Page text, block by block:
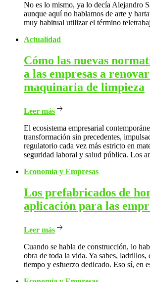
No es lo mismo, ya lo decía Alejandro
aunque aquí no hablamos de arte y
muy habitual utilizar el término
Actualidad
Cómo las nuevas
a las empresas a
maquinaria de limpieza
Leer más
El ecosistema empresarial
transformación sin precedentes,
regulatorio cada vez más estricto en
seguridad laboral y salud pública. Los
Economía y Empresas
Los prefabricados de
aplicación para las
Leer más
Cuando se habla de construcción, lo
obra de toda la vida. Ya sabes, ladrillos,
tiempo y esfuerzo dedicado. Eso sí, en